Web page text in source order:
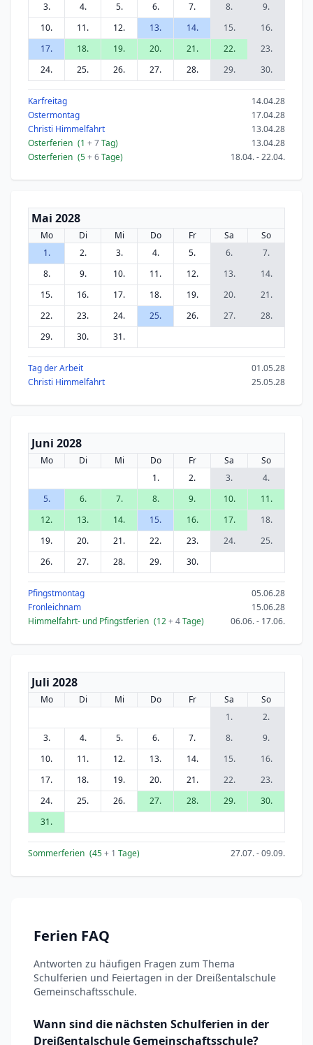
3.
4. 5. 6. 7. 8.
9.
10.
11. 12. 13. 14. 15.
16.
17.
18. 19. 20. 21. 22.
23.
24.
25. 26. 27. 28. 29. 30.
Karfreitag
14.04.28
Ostermontag
17.04.28
Christi Himmelfahrt
13.04.28
Osterferien (1 + 7Tag)
13.04.28
Osterferien (5+ 6Tage) 18.04. - 22.04.
Mai 2028
Mo Di Mi Do Fr Sa
So
1.
2. 3. 4. 5. 6.
7.
8.
9. 10. 11. 12. 13.
14.
15.
16. 17. 18. 19. 20.
21.
22.
23. 24. 25. 26. 27.
28.
29.
30. 31.
Tag der Arbeit
01.05.28
Christi Himmelfahrt
25.05.28
Juni 2028
Mo Di Mi Do Fr Sa
So
1.
2. 3.
4.
5.
6. 7. 8. 9. 10.
11.
12.
13. 14. 15. 16. 17.
18.
19.
20. 21. 22. 23. 24.
25.
26.
27. 28. 29. 30.
Pfingstmontag
05.06.28
Fronleichnam
15.06.28
Himmelfahrt- und Pfingstferien (12+ 4Tage) 06.06. - 17.06.
Juli 2028
Mo Di Mi Do Fr Sa
So
1.
2.
3.
4. 5. 6. 7. 8.
9.
10.
11. 12. 13. 14. 15.
16.
17.
18. 19. 20. 21. 22.
23.
24.
25. 26. 27. 28. 29.
30.
31.
Sommerferien (45+ 1 Tage) 27.07. - 09.09.
Ferien FAQ
Antworten zu häufigen Fragen zum Thema
Schulferien und Feiertagen in der Dreißentalschule
Gemeinschaftsschule.
Wann sind die nächsten Schulferien in der
Dreißentalschule Gemeinschaftsschule?